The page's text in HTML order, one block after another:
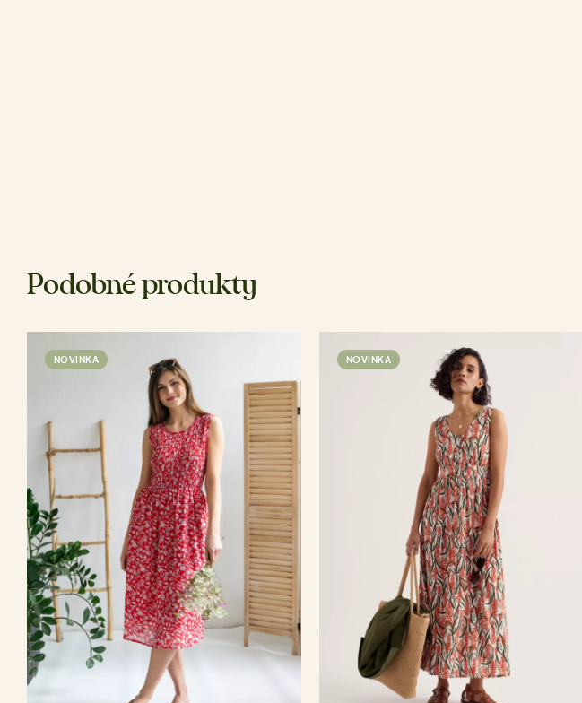
Podobné produkty
NOVINKA NOVINKA